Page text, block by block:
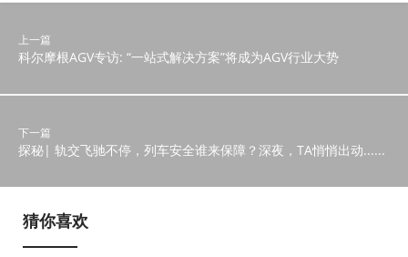
上一篇
科尔摩根AGV专访: “一站式解决方案”将成为AGV行业大势
下一篇
探秘| 轨交飞驰不停，列车安全谁来保障？深夜，TA悄悄出动......
猜你喜欢